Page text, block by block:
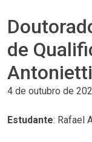
de
4 de outubro de
Estudante: Rafael